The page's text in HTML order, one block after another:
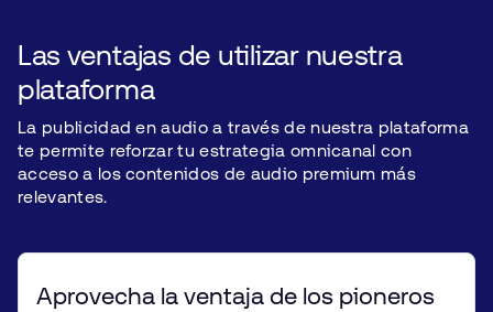
Las ventajas de utilizar nuestra
plataforma
La publicidad en audio a través de nuestra plataforma
te permite reforzar tu estrategia omnicanal con
acceso a los contenidos de audio premium más
relevantes.
Aprovecha la ventaja de los pioneros